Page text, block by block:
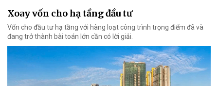
Xoay vốn cho hạ tầng đầu tư
Vốn cho đầu tư hạ tầng với hàng loạt công trình trọng điểm đã và
đang trở thành bài toán lớn cần có lời giải.